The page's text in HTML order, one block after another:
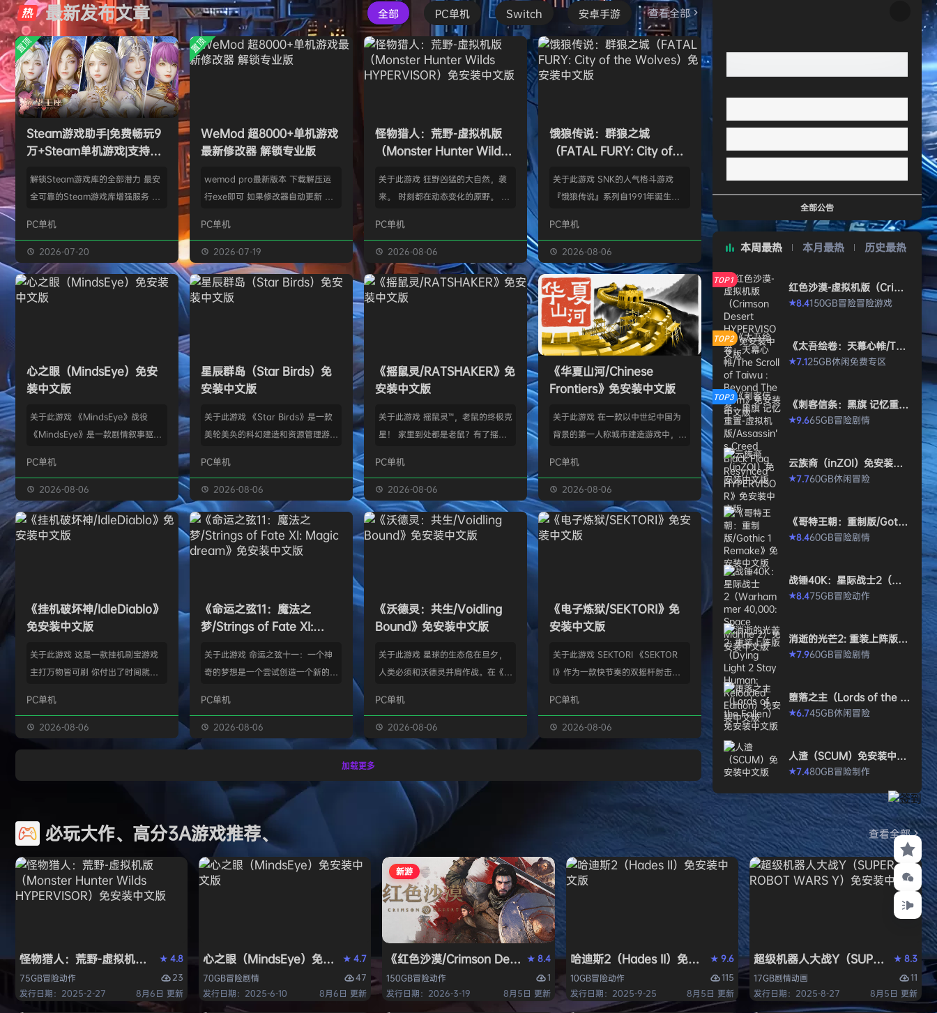
欢迎V****y 加入本站 20小时前
欢迎j***j 加入本站 20小时前
欢迎1******4 加入本站 8月5日
l***g 签到获取 28 点积分 8月5日
w******g 签到获取
欢迎w******g 加入本站
欢迎Z******U 加入本站
欢迎k******2 加入本站 8月4日
欢迎C****i 加入本站 8月4日
15小时前
欢迎e******i 加入本站 15小时前
普洱 签到获取 点积分 16小时前
最新发布文章 全部 PC单机 Switch 安卓手游 查看全部
置顶
Steam游戏助手|免费畅玩9
万+Steam单机游戏|支持D
解锁Steam游戏库的全部潜力 最安
全可靠的Steam游戏库增强服务 工
修改任何steam设置、安全可靠、
可入库游戏总数 94000+、无视已
下架和锁区游戏、支持大多数游戏联
机。 无需为每一款游戏单独付费，
只需支付一次工具费用或订阅费，即
无压力地尝试各种类型的游戏。操
作…
PC单机
2026-07-20
置顶
WeMod 超8000+单机游戏
最新修改器 解锁专业版
wemod pro最新版本 下载解压运
行exe即可 如果修改器自动更新 把
r 这个文件替换到新版的即可。 We
Mod 目前支持超过千款热门游戏，
且每周都会追加游戏列表。由于很多
修改器原作者都入驻了，所以修改器
内容更新应该也是最全、最及时的。
大…
PC单机
2026-07-19
怪物猎人：荒野-虚拟机版
（Monster Hunter Wilds
版
关于此游戏 狂野凶猛的大自然，袭
来。 时刻都在动态变化的原野。 这
的怪物与人们的故事。 你会化为以
狩猎强大怪物为生的“猎人”，使用狩
猎获得的素材打造更强的武器防具，
并逐渐解明这个世界与人们之间的关
联。 进化的狩猎动作，寻求连续不
的边境上，一名少年“纳塔”获救。
公会根…
PC单机
2026-08-06
饿狼传说：群狼之城
（FATAL FURY: City of
关于此游戏 SNK的人气格斗游戏
『饿狼传说』系列自1991年诞生以
潮。从1999年的『饿狼 -MARK OF
THE WOLVES-』起，时隔26年，
系列的最新作品『饿狼传说 City of
the Wolves』终于登场！ ■新实装
了加速兴奋的“REV系统”！ 新实装
的“REV系统”可以从战斗开始发动各
种特殊攻击！“REV武技”、“REV加
速”，还有S.P.G.区…
PC单机
2026-08-06
心之眼（MindsEye）免安
装中文版
关于此游戏 《MindsEye》战役
《MindsEye》是一款剧情叙事驱动
背景设定在近未来沙漠城市红石城。
你将扮演雅各布·迪亚兹——一名退
役士兵，因被植入了神秘的神经植入
体而饱受支离破碎的记忆困扰。在电
影化叙事的战役中，你将执行任务、
远不止红石城本身。 红石城 红石城
是…
PC单机
2026-08-06
星辰群岛（Star Birds）免
安装中文版
关于此游戏 《Star Birds》是一款
美轮美奂的科幻建造和资源管理游
群繁盛起来。不论是熟知此类题材的
老手玩家，还是只想浅尝神游太空滋
味的路人过客，星辰群鸟都会感激你
的陪伴。什么，你说是因为鸟群没了
你，就立马出乱子？哎呀呀，这也只
是其中一个原因而已啦。 扫描附近
是某些未知之物。建造生产设施，以
便开采资…
PC单机
2026-08-06
《摇鼠灵/RATSHAKER》免
安装中文版
关于此游戏 摇鼠灵™，老鼠的终极克
星！ 家里到处都是老鼠？有了摇鼠
灭所有不速之客！拿在手上大力摇，
剩下的交给摇鼠灵™就行了。不用夹
子，不会搞得乱糟糟，也不用偷偷摸
摸丢死老鼠！ 有了摇鼠灵™，一切尽
在掌握！把那只老鼠摇到服从，看着
恼瞬间无影无踪。 为什么选择摇鼠
灵™？ 轻松…
PC单机
2026-08-06
《华夏山河/Chinese
Frontiers》免安装中文版
关于此游戏 在一款以中世纪中国为
背景的第一人称城市建造游戏中，规
的工匠起步，循序渐进地规划、生产
并筑起宏伟建筑。管理村民，搭建生
产链，打磨物流，让你的村落以自己
的节奏繁荣发展——无压力，并享受
精巧系统带来的成就感。 探索三大
背景；它会塑造你的策略与可达成的
目标。发掘古老工…
PC单机
2026-08-06
《挂机破坏神/IdleDiablo》
免安装中文版
关于此游戏 这是一款挂机刷宝游戏
主打万物皆可刷 你付出了时间就必
独属于你的强大构筑 装备获取 游戏
中的[装备][技能][护身符]主要通过
与怪物战斗胜利后随机获得 并可通
每个大型章节有若干小关卡。 难度
可分为：…
PC单机
2026-08-06
《命运之弦11：魔法之
梦/Strings of Fate XI:
版
关于此游戏 命运之弦十一：一个神
奇的梦想是一个尝试创造一个新的幻
虚幻引擎的帮助下，使用已经熟悉的
图形技术和机制以丰富多彩的方式呈
现游戏世界。 玩家将看到一个开放
的战斗和与老板的战斗，无论是在表
面上还是在地牢里。 你必须扮演一
组由命运聚集的五个角色来完成一项
伟大的使命-从古老的邪恶中拯救地
球！ 一个古老…
PC单机
2026-08-06
《沃德灵：共生/Voidling
Bound》免安装中文版
关于此游戏 星球的生态危在旦夕，
人类必须和沃德灵并肩作战。在《沃
生物学家，与被称为“沃德灵”的生物
神经链接。不断孵化、培育、升级、
进化你的沃德灵伙伴们，与它们一同
觉，这次你将化身沃德灵，与它们神
经连接，以第三人称射击作为核心，
充分利用不同沃德灵的射击风格应对
多变的战场局面，并且在闪避、格
挡、反击等技能的配…
PC单机
2026-08-06
《电子炼狱/SEKTORI》免
安装中文版
关于此游戏 SEKTORI 《SEKTOR
I》作为一款快节奏的双摇杆射击游
慎选择升级项目，打造强大的构筑，
置身风云变幻的战场，迎战源源不断
地敌人和恢弘的头目。这款游戏需要
进入完全不同的意识状态。 玩法简
洁纯粹，单局游戏耗时较短，大量挑
战，重玩度很高。 游戏特色 战役模
式包含五个世界，关卡动态变化，敌
人种…
PC单机
2026-08-06
加载更多
全部公告
本周最热 本月最热 历史最热
TOP1
红色沙漠-虚拟机版（Crims
on Desert HYPERVISO
R）免安装中文版
★8.4150GB冒险冒险游戏
TOP2
《太吾绘卷：天幕心帷/The
Scroll of Taiwu : Beyond
The Dom》免安装中文版
★7.125GB休闲免费专区
TOP3
《刺客信条：黑旗 记忆重
置-虚拟机版/Assassin’s Cr
eed Black Flag Resynced
★9.665GB冒险剧情
云族裔（inZOI）免安装中
文版
★7.760GB休闲冒险
《哥特王朝：重制版/Gothi
c 1 Remake》免安装中文
版
★8.460GB冒险剧情
战锤40K：星际战士2（Wa
rhammer 40,000: Space
Marine 2）免安装中文版
★8.475GB冒险动作
消逝的光芒2: 重装上阵版
（Dying Light 2 Stay Hu
man: Reloaded Edition）
★7.960GB冒险剧情
堕落之主（Lords of the F
allen）免安装中文版
★6.745GB休闲冒险
人渣（SCUM）免安装中文
版
★7.480GB冒险制作
必玩大作、高分3A游戏推荐、 查看全部
怪物猎人：荒野-虚拟机版（Monster Hunter Wilds HYPERVISOR）免安装中文版
★ 4.8
75GB冒险动作
23
发行日期：2025-2-27
8月6日 更新
心之眼（MindsEye）免安装中文版
★ 4.7
70GB冒险剧情
47
发行日期：2025-6-10
8月6日 更新
新游
《红色沙漠/Crimson Desert》免安装中文版
★8.4
150GB冒险动作
1
发行日期：2026-3-19
8月5日 更新
哈迪斯2（Hades II）免安装中文版
★9.6
10GB冒险动作
115
发行日期：2025-9-25
8月5日 更新
超级机器人大战Y（SUPER ★8.3
17GB剧情动画
11
发行日期：2025-8-27
8月5日 更新